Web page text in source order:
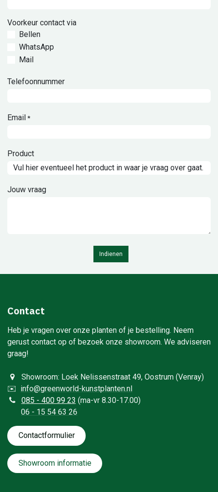
Voorkeur contact via
Bellen
WhatsApp
Mail
Telefoonnummer
Email *
Product
Jouw vraag
Indienen
Contact
Heb je vragen over onze planten of je bestelling. Neem
gerust contact op of bezoek onze showroom. We adviseren
graag!
Showroom: Loek Nelissenstraat 49, Oostrum (Venray)
✉️ info@greenworld-kunstplanten.nl
085 - 400 99 23 (ma-vr 8.30-17.00)
06 - 15 54 63 26
Contactformulie​​​​​​​​r
Showroom informatie